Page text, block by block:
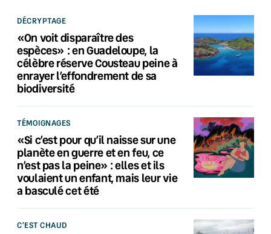
DÉCRYPTAGE
«On voit disparaître des
espèces» : en Guadeloupe, la
célèbre réserve Cousteau peine à
enrayer l’effondrement de sa
biodiversité
TÉMOIGNAGES
«Si c’est pour qu’il naisse sur une
planète en guerre et en feu, ce
n’est pas la peine» : elles et ils
voulaient un enfant, mais leur vie
a basculé cet été
C'EST CHAUD